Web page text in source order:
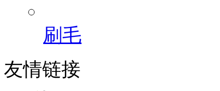
刷毛
友情链接